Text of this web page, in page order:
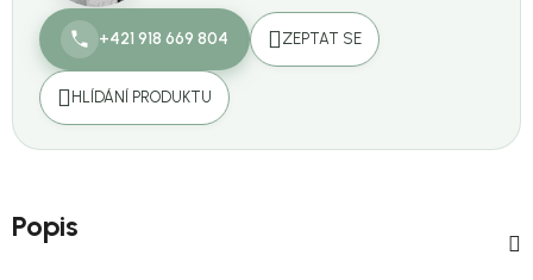
+421 918 669 804 ZEPTAT SE
HLÍDÁNÍ PRODUKTU
Popis